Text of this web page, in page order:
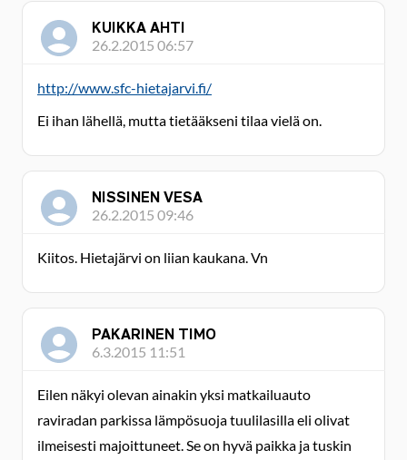
KUIKKA AHTI
26.2.2015 06:57
http://www.sfc-hietajarvi.fi/
Ei ihan lähellä, mutta tietääkseni tilaa vielä on.
NISSINEN VESA
26.2.2015 09:46
Kiitos. Hietajärvi on liian kaukana. Vn
PAKARINEN TIMO
6.3.2015 11:51
Eilen näkyi olevan ainakin yksi matkailuauto
raviradan parkissa lämpösuoja tuulilasilla eli olivat
ilmeisesti majoittuneet. Se on hyvä paikka ja tuskin